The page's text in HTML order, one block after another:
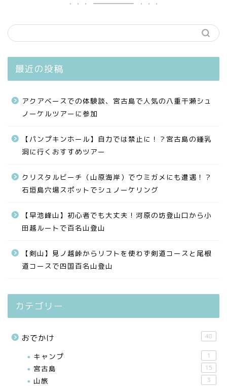
最近の投稿
アクアベースでの体験談、宮古島で人気の八重干瀬シュ
ノーケルツアーに参加
【パンプキンホール】自力では禁止に！？宮古島の鍾乳
洞に行くおすすめツアー
クリスタルビーチ（山原海岸）でウミガメにも遭遇！？
石垣島穴場スポットでシュノーケリング
【早池峰山】初心者でも大丈夫！河原の坊登山口から小
田越ルートで百名山登山
【剣山】見ノ越峠からリフトを使わず剣道コースと尾根
道コースで四国百名山登山
カテゴリー
おでかけ 48
キャンプ 1
宮古島 15
山旅 3